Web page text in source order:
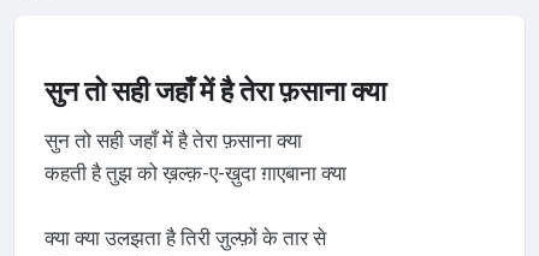
सुन तो सही जहाँ में है तेरा फ़साना क्या
सुन तो सही जहाँ में है तेरा फ़साना क्या
कहती है तुझ को ख़ल्क़-ए-ख़ुदा ग़ाएबाना क्या
क्या क्या उलझता है तिरी ज़ुल्फ़ों के तार से